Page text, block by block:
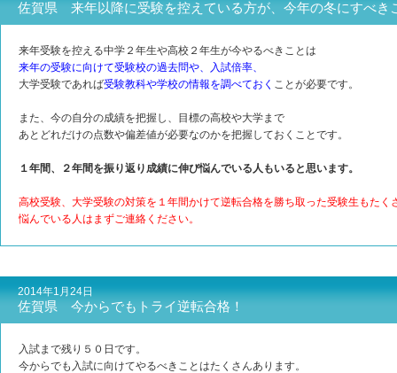
佐賀県 来年以降に受験を控えている方が、今年の冬にすべき
来年受験を控える中学２年生や高校２年生が今やるべきことは
来年の受験に向けて受験校の過去問や、入試倍率、
大学受験であれば受験教科や学校の情報を調べておく ことが必要です。
また、今の自分の成績を把握し、目標の高校や大学まで
あとどれだけの点数や偏差値が必要なのかを把握しておくことです。
１年間、２年間を振り返り成績に伸び悩んでいる人もいると思います。
高校受験、大学受験の対策を１年間かけて逆転合格を勝ち取った受験生もたく
悩んでいる人はまずご連絡ください。
2014年1月24日
佐賀県 今からでもトライ逆転合格！
入試まで残り５０日です。
今からでも入試に向けてやるべきことはたくさんあります。